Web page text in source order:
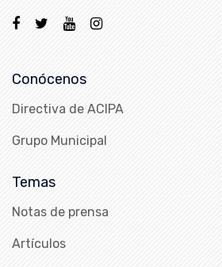
Conócenos
Directiva de ACIPA
Grupo Municipal
Temas
Notas de prensa
Artículos